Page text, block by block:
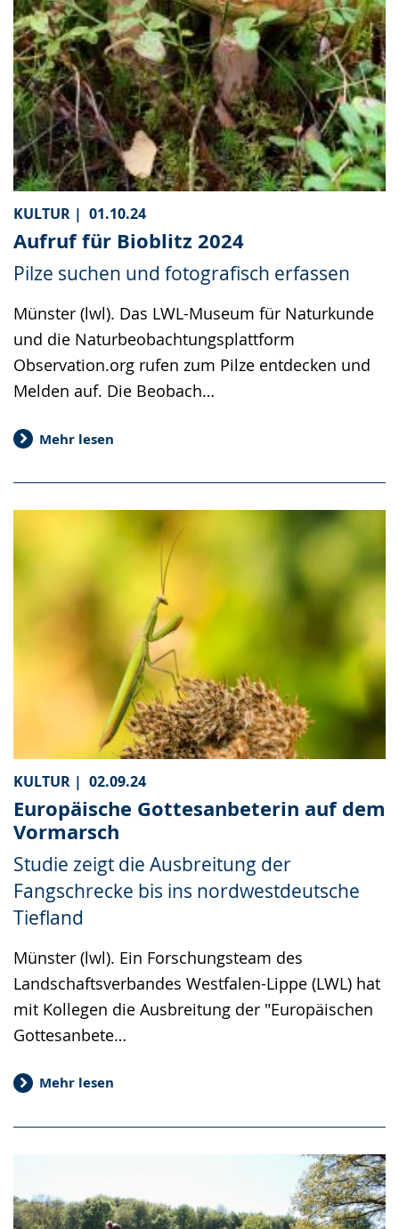
KULTUR | 01.10.24
Aufruf für Bioblitz 2024
Pilze suchen und fotografisch erfassen
Münster (lwl). Das LWL-Museum für Naturkunde
und die Naturbeobachtungsplattform
Observation.org rufen zum Pilze entdecken und
Melden auf. Die Beobach…
Mehr lesen
KULTUR | 02.09.24
Europäische Gottesanbeterin auf dem
Vormarsch
Studie zeigt die Ausbreitung der
Fangschrecke bis ins nordwestdeutsche
Tiefland
Münster (lwl). Ein Forschungsteam des
Landschaftsverbandes Westfalen-Lippe (LWL) hat
mit Kollegen die Ausbreitung der "Europäischen
Gottesanbete…
Mehr lesen